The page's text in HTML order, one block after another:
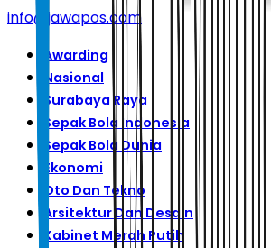
info@jawapos.com
Awarding
Nasional
Surabaya Raya
Sepak Bola Indonesia
Sepak Bola Dunia
Ekonomi
Oto Dan Tekno
Arsitektur Dan Desain
Kabinet Merah Putih